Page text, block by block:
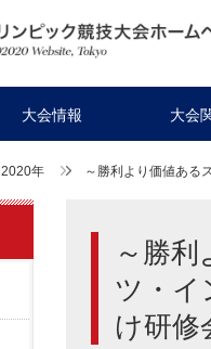
大会情報 大会
2020年 ～勝利より価値あ
～勝
ツ・
け研